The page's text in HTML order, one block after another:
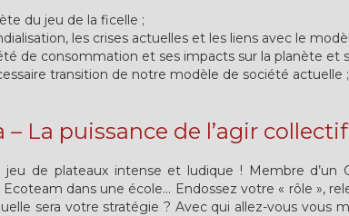
du jeu de la ficelle ;
les crises actuelles et les liens avec le
de consommation et ses impacts sur la planète et
transition de notre modèle de société actuelle ;
La puissance de l’agir
de plateaux intense et ludique ! Membre d’un
Ecoteam dans une école… Endossez votre « rôle »,
sera votre stratégie ? Avec qui allez-vous vous